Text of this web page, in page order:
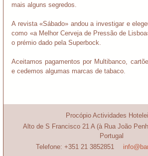
mais alguns segredos.
A revista «Sábado» andou a investigar e
como «a Melhor Cerveja de Pressão de
o prémio dado pela Superbock.
Aceitamos pagamentos por Multibanco,
e cedemos algumas marcas de tabaco.
Procópio Actividades
Alto de S Francisco 21 A (à Rua João
Portugal
Telefone: +351 21 3852851